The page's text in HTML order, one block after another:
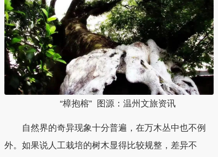
“樟抱榕” 图源：温州文旅资讯
自然界的奇异现象十分普遍，在万木丛中也不例
外。如果说人工栽培的树木显得比较规整，差异不